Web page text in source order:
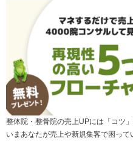
整体院・整骨院の売上UPには「コツ」
いまあなたが売上や新規集客で困っ